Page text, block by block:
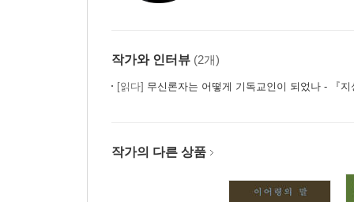
계용묵_손 162
리히텐바움_서가 앞에서 168
올더스 헉슬리_그리고 나머지는 침묵이다 181
마티야 베코비츠_민주주의에 대하여 188
작가와 인터뷰 (2개)
[읽다] 무신론자는 어떻게 기독교인이 되었나 - 『지성
작가의 다른 상품